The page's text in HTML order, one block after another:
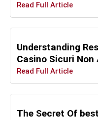
Read Full Article
Understanding
Casino Sicuri Non
Read Full Article
The Secret Of